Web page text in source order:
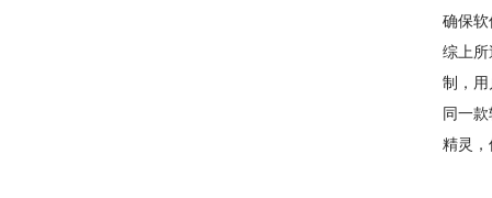
确保软
综上
制，用
同一
精灵，